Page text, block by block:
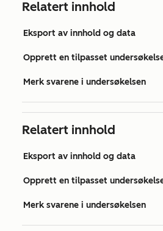
Relatert innhold
Eksport av innhold og data
Opprett en tilpasset
Merk svarene i undersøkelsen
Relatert innhold
Eksport av innhold og data
Opprett en tilpasset
Merk svarene i undersøkelsen